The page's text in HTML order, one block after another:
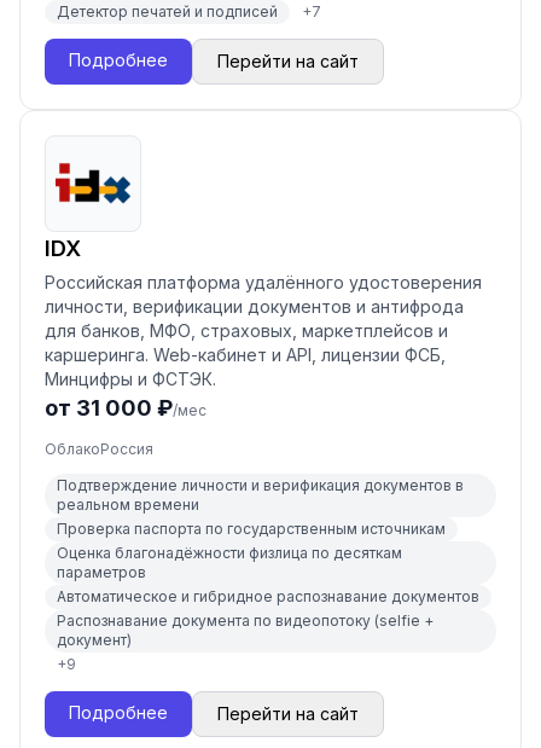
Детектор печатей и подписей
+7
Подробнее Перейти на сайт
IDX
Российская платформа удалённого удостоверения
личности, верификации документов и антифрода
для банков, МФО, страховых, маркетплейсов и
каршеринга. Web-кабинет и API, лицензии ФСБ,
Минцифры и ФСТЭК.
от 31 000 ₽/мес
ОблакоРоссия
Подтверждение личности и верификация документов в
реальном времени
Проверка паспорта по государственным источникам
Оценка благонадёжности физлица по десяткам
параметров
Автоматическое и гибридное распознавание документов
Распознавание документа по видеопотоку (selfie +
документ)
+9
Подробнее Перейти на сайт